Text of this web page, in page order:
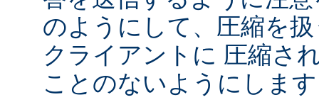
のようにして、圧縮を
クライアントに 圧縮さ
ことのないようにしま